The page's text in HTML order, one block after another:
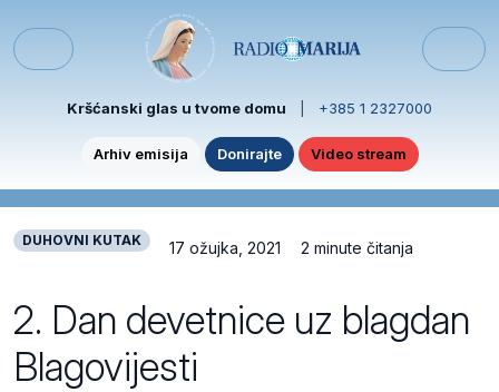
Menu
Kršćanski glas u tvome domu +385 1 2327000
Arhiv emisija Donirajte Video stream
DUHOVNI KUTAK 17 ožujka, 2021 2 minute čitanja
2. Dan devetnice uz blagdan
Blagovijesti